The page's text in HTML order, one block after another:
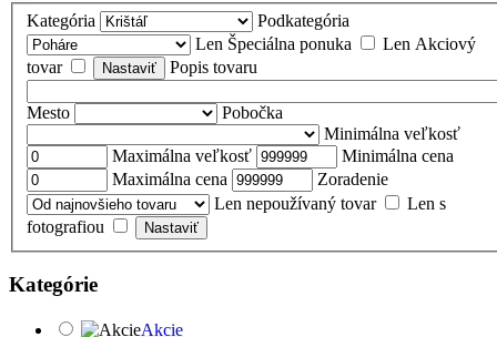
Kategória
Podkategória
Len Špeciálna ponuka
Len Akciový
tovar
Popis tovaru
Mesto
Pobočka
Minimálna veľkosť
Maximálna veľkosť
Minimálna cena
Maximálna cena
Zoradenie
Len nepoužívaný tovar
Len s
fotografiou
Kategórie
Akcie